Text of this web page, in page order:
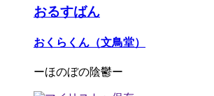
おるすばん
おくらくん（文鳥堂）
ーほのぼの陰鬱ー